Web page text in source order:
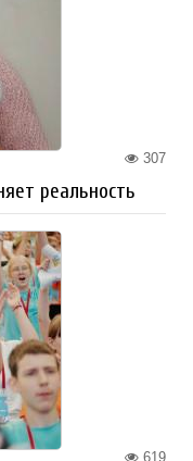
307
реальность
619